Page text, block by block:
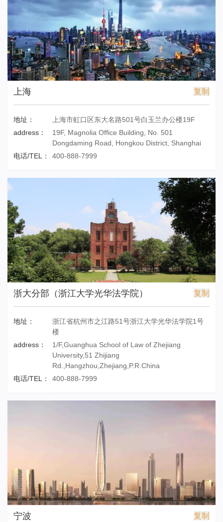
上海 复制
地址：
上海市虹口区东大名路501号白玉兰办公楼19F
address：
19F, Magnolia Office Building, No. 501
Dongdaming Road, Hongkou District, Shanghai
电话/TEL：
400-888-7999
浙大分部（浙江大学光华法学院） 复制
地址：
浙江省杭州市之江路51号浙江大学光华法学院1号
楼
address：
1/F,Guanghua School of Law of Zhejiang
University,51 Zhijiang
Rd.,Hangzhou,Zhejiang,P.R.China
电话/TEL：
400-888-7999
宁波 复制